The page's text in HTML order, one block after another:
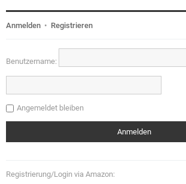
Anmelden • Registrieren
Benutzername:
Angemeldet bleiben
Registrierung/Login via Amazon: